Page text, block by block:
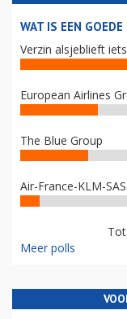
WAT IS EEN
Verzin alsjeblieft
European Airlines
The Blue Group
Air-France-KLM-
Meer polls